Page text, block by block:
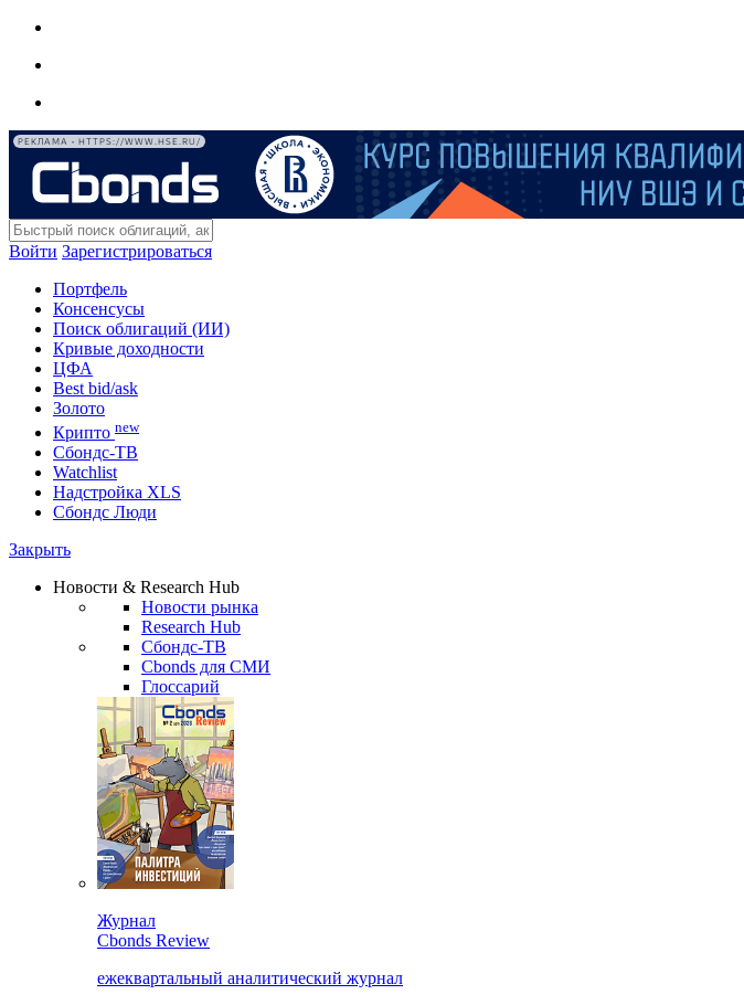
РЕКЛАМА • HTTPS://WWW.HSE.RU/
Войти Зарегистрироваться
Портфель
Консенсусы
Поиск облигаций (ИИ)
Кривые доходности
ЦФА
Best bid/ask
Золото
Крипто new
Сбондс-ТВ
Watchlist
Надстройка XLS
Сбондс Люди
Закрыть
Новости & Research Hub
Новости рынка
Research Hub
Сбондс-ТВ
Cbonds для СМИ
Глоссарий
Журнал
Cbonds Review
ежеквартальный аналитический журнал